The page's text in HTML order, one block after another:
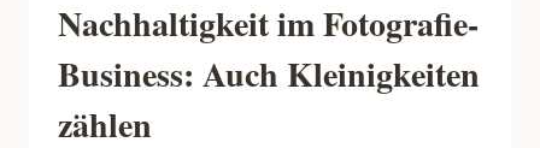
Nachhaltigkeit im Fotografie-
Business: Auch Kleinigkeiten
zählen